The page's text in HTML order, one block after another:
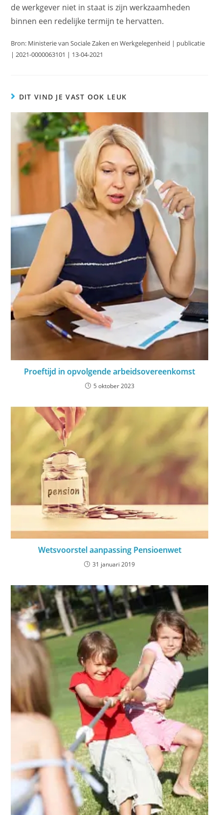
de werkgever niet in staat is zijn werkzaamheden
binnen een redelijke termijn te hervatten.
Bron: Ministerie van Sociale Zaken en Werkgelegenheid | publicatie
| 2021-0000063101 | 13-04-2021
DIT VIND JE VAST OOK LEUK
Proeftijd in opvolgende arbeidsovereenkomst
5 oktober 2023
Wetsvoorstel aanpassing Pensioenwet
31 januari 2019